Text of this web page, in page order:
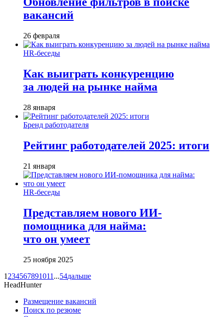
вакансий
26 февраля
HR-беседы
Как выиграть конкуренцию
за людей на рынке найма
28 января
Бренд работодателя
Рейтинг работодателей 2025: итоги
21 января
HR-беседы
Представляем нового ИИ-
помощника для найма:
что он умеет
25 ноября 2025
1 234567891011 ...54дальше
HeadHunter
Размещение вакансий
Поиск по резюме